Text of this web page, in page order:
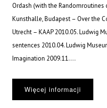
Ordash (with the
Kunsthalle, Budapest – Over the
Utrecht – KAAP 2010.05. Ludwig
sentences 2010.04. Ludwig
Imagination 2009.11....
Więcej informacji